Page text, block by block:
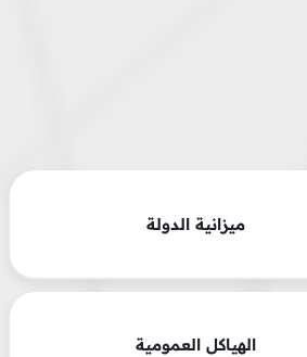
ميزانية الدولة
الهياكل العمومية